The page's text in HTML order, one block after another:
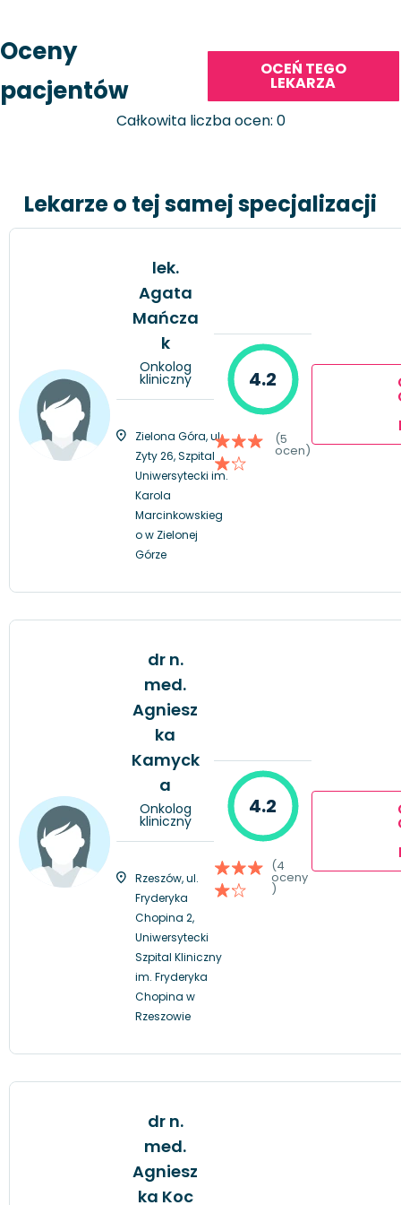
Oceny
pacjentów
OCEŃ TEGO
LEKARZA
Całkowita liczba ocen: 0
Lekarze o tej samej specjalizacji
lek.
Agata
Mańcza
k
Onkolog
kliniczny
Zielona Góra, ul.
Zyty 26, Szpital
Uniwersytecki im.
Karola
Marcinkowskieg
o w Zielonej
Górze
4.2
(5
ocen)
dr n.
med.
Agniesz
ka
Kamyck
a
Onkolog
kliniczny
Rzeszów, ul.
Fryderyka
Chopina 2,
Uniwersytecki
Szpital Kliniczny
im. Fryderyka
Chopina w
Rzeszowie
4.2
(4
oceny
)
dr n.
med.
Agniesz
ka Koc